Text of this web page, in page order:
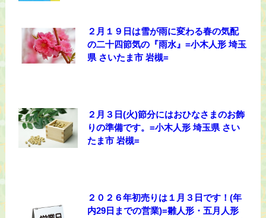
２月１９日は雪が雨に変わる春の気配
の二十四節気の『雨水』=小木人形 埼玉
県 さいたま市 岩槻=
２月３日(火)節分にはおひなさまのお飾
りの準備です。=小木人形 埼玉県 さい
たま市 岩槻=
２０２６年初売りは１月３日です！(年
内29日までの営業)=雛人形・五月人形